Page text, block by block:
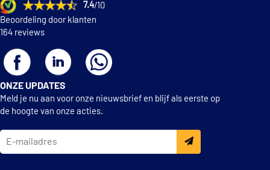
7.4/10
Beoordeling door klanten
164 reviews
ONZE UPDATES
Meld je nu aan voor onze nieuwsbrief en blijf als eerste op
de hoogte van onze acties.